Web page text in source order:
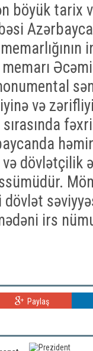
böyük tarix
və
dövlətçilik
dövlət
irs
Paylaş